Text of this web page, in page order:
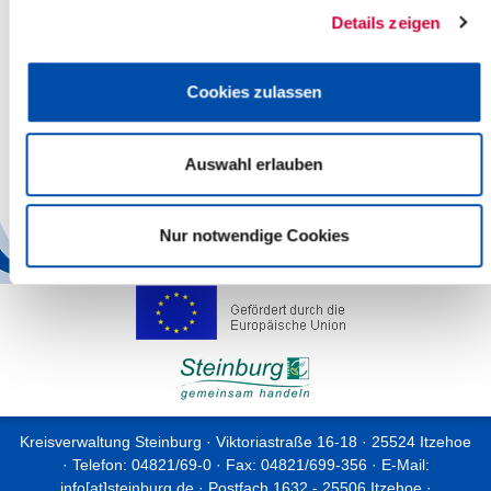
Details zeigen
Cookies zulassen
Auswahl erlauben
Nur notwendige Cookies
„Denken Sie also unbedingt daran, wichtige Angelegenheiten vor
die Kolleginnen und Kollegen wieder für Sie da sein können. Ich
bitte herzlich um Verständnis, dass es zu dieser Schließung keine
Kreisverwaltung Steinburg · Viktoriastraße 16-18 · 25524 Itzehoe
· Telefon: 04821/69-0 · Fax: 04821/699-356 · E-Mail: